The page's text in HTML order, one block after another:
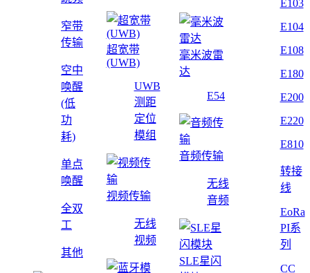
窄带
传输
空中
唤醒
(低
功
耗)
单点
唤醒
全双
工
其他
超宽带
(UWB)
UWB
测距
定位
模组
视频传输
无线
视频
毫米波雷
达
E54
音频传输
无线
音频
SLE星闪
E103
E104
E108
E180
E200
E220
E810
转接
线
EoRa
PI系
列
CC